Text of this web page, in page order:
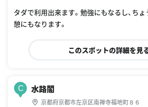
タダで利用出来ます。勉強にもなるし、ち
憩にもなります。
このスポットの詳細を見
C 水路閣
京都府京都市左京区南禅寺福地町８６